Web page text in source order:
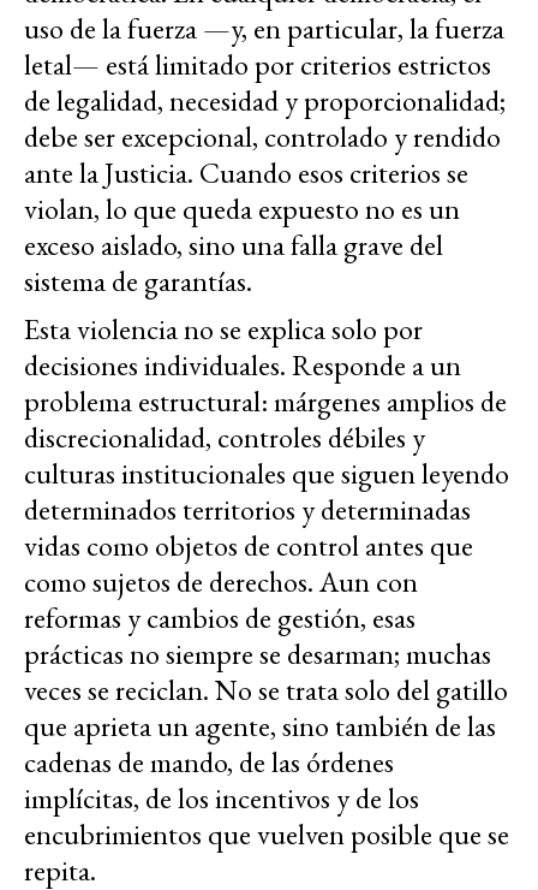
uso de la fuerza —y, en particular, la fuerza
letal— está limitado por criterios estrictos
de legalidad, necesidad y proporcionalidad;
debe ser excepcional, controlado y rendido
ante la Justicia. Cuando esos criterios se
violan, lo que queda expuesto no es un
exceso aislado, sino una falla grave del
sistema de garantías.
Esta violencia no se explica solo por
decisiones individuales. Responde a un
problema estructural: márgenes amplios de
discrecionalidad, controles débiles y
culturas institucionales que siguen leyendo
determinados territorios y determinadas
vidas como objetos de control antes que
como sujetos de derechos. Aun con
reformas y cambios de gestión, esas
prácticas no siempre se desarman; muchas
veces se reciclan. No se trata solo del gatillo
que aprieta un agente, sino también de las
cadenas de mando, de las órdenes
implícitas, de los incentivos y de los
encubrimientos que vuelven posible que se
repita.